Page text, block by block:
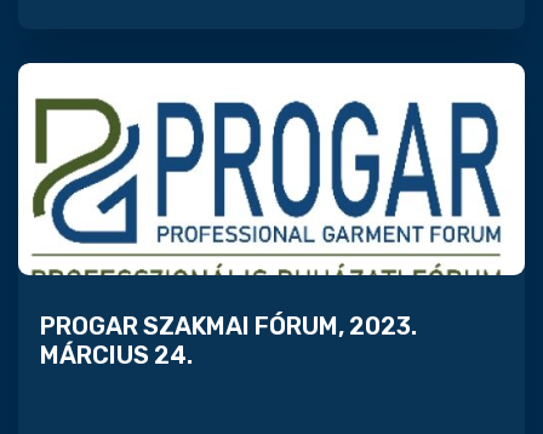
PROGAR SZAKMAI FÓRUM, 2023.
MÁRCIUS 24.